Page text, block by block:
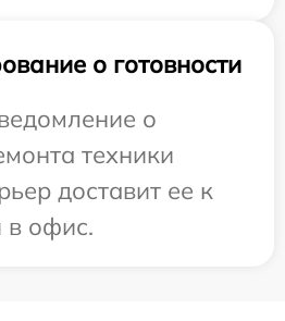
о готовности
о
техники
доставит ее к
в офис.